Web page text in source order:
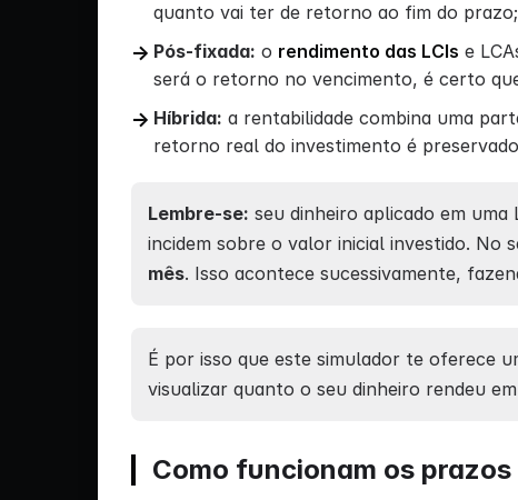
quanto vai ter de retorno ao fim do prazo;
Pós-fixada: o rendimento das LCIs e
será o retorno no vencimento, é certo
Híbrida: a rentabilidade combina uma
retorno real do investimento é
Lembre-se: seu dinheiro aplicado em uma
incidem sobre o valor inicial investido. No
mês. Isso acontece sucessivamente,
É por isso que este simulador te oferece
visualizar quanto o seu dinheiro rendeu
Como funcionam os prazos